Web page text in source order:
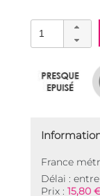
France
Délai :
Prix : 15,80